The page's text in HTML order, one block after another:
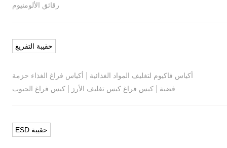
رقائق الألومنيوم
حقيبة التفريغ
أكياس فاكيوم لتغليف المواد الغذائية
أكياس فراغ الغذاء حزمة
فضية |كيس فراغ كيس تغليف الأرز |كيس فراغ الحبوب
حقيبة ESD